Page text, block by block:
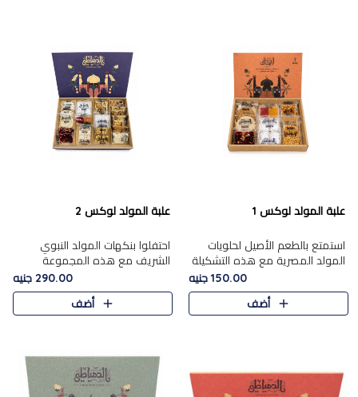
علبة المولد لوكس 1
استمتع بالطعم الأصيل لحلويات
المولد المصرية مع هذه التشكيلة
المختارة بعناية من 9 قطع. تتضمن
التشكيلة جوزرية مع فول،ملبان
150.00 جنيه
أضف
علبة المولد لوكس 2
احتفلوا بنكهات المولد النبوي
الشريف مع هذه المجموعة
الفاخرة المكونة من 19 قطعة،
والتي تم اختيارها بعناية فائقة لتُبرز
تشكيلة واسعة من الحلويات
290.00 جنيه
أضف